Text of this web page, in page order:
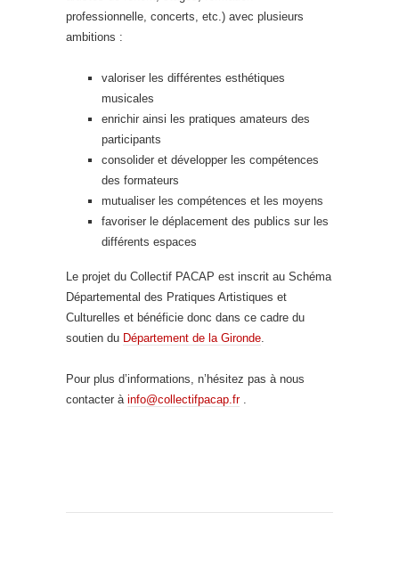
professionnelle, concerts, etc.) avec plusieurs
ambitions :
valoriser les différentes esthétiques
musicales
enrichir ainsi les pratiques amateurs des
participants
consolider et développer les compétences
des formateurs
mutualiser les compétences et les moyens
favoriser le déplacement des publics sur les
différents espaces
Le projet du Collectif PACAP est inscrit au Schéma
Départemental des Pratiques Artistiques et
Culturelles et bénéficie donc dans ce cadre du
soutien du Département de la Gironde
Pour plus d’informations, n’hésitez pas à nous
contacter à info@collectifpacap.fr.